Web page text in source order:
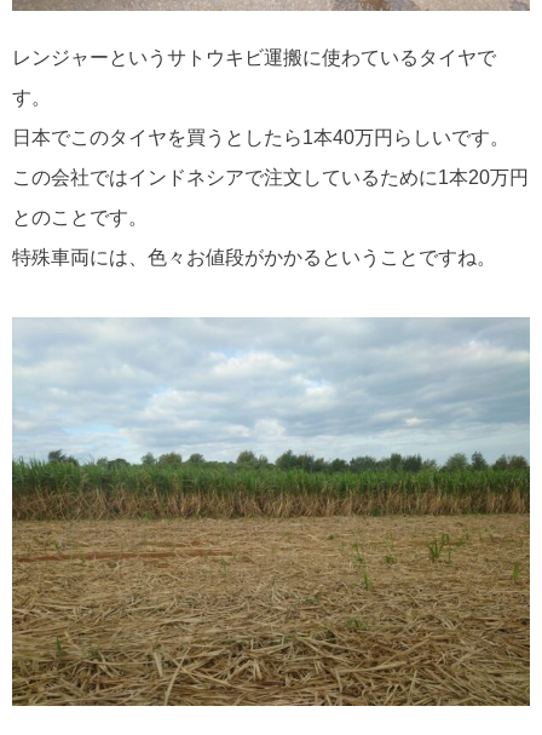
レンジャーというサトウキビ運搬に使わているタイヤで
す。
日本でこのタイヤを買うとしたら1本40万円らしいです。
この会社ではインドネシアで注文しているために1本20万円
とのことです。
特殊車両には、色々お値段がかかるということですね。